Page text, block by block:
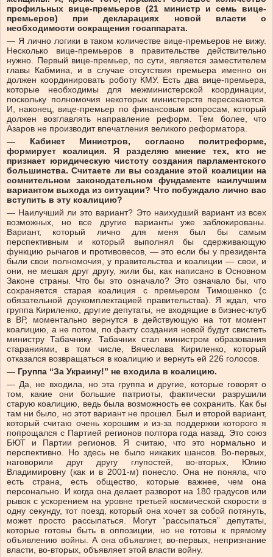
профильных вице-премьеров (21 министр и семь вице-
премьеров) при декларациях новой власти о
необходимости сокращения госаппарата.
— Я лично логики в таком количестве вице-премьеров не вижу.
Несколько вице-премьеров в правительстве действительно
нужно. Первый вице-премьер, по сути, является заместителем
главы Кабмина, и в случае отсутствия премьера именно он
должен координировать роботу КМУ. Есть два вице-премьера,
которые необходимы для межминистерской координации,
поскольку полномочия некоторых министерств пересекаются.
И, наконец, вице-премьер по финансовым вопросам, который
должен возглавлять направление реформ. Тем более, что
Азаров не производит впечатления великого реформатора.
— Кабинет Министров, согласно политреформе,
формирует коалиция. Я разделяю мнение тех, кто не
признает юридическую чистоту создания парламентского
большинства. Считаете ли вы создание этой коалиции на
сомнительном законодательном фундаменте наилучшим
вариантом выхода из ситуации? Что побуждало лично вас
вступить в эту коалицию?
— Наилучший ли это вариант? Это наихудший вариант из всех
возможных, но все другие варианты уже заблокированы.
Вариант, который лично для меня был бы самым
перспективным и который выполнял бы сдерживающую
функцию рычагов и противовесов, — это если бы у президента
были свои полномочия, у правительства и коалиции — свои, и
они, не мешая друг другу, жили бы, как написано в Основном
Законе страны. Что бы это означало? Это означало бы, что
сохраняется старая коалиция с премьером Тимошенко (с
обязательной доукомплектацией правительства). Я ждал, что
группа Кириленко, другие депутаты, не входящие в бизнес-клуб
в ВР, моментально вернутся в действующую на тот момент
коалицию, а не потом, по факту создания новой будут свистеть
министру Табачнику. Табачник стал министром образования
стараниями, в том числе, Вячеслава Кириленко, который
отказался возвращаться в коалицию и вернуть ей 226 голосов.
— Группа “За Украину!” не входила в коалицию.
— Да, не входила, но эта группа и другие, которые говорят о
том, какие они большие патриоты, фактически разрушили
старую коалицию, ведь была возможность ее сохранить. Как бы
там ни было, но этот вариант не прошел. Был и второй вариант,
который считаю очень хорошим и из-за поддержки которого я
попрощался с Партией регионов полтора года назад. Это союз
БЮТ и Партии регионов. Я считаю, что это нормально и
перспективно. Но здесь не было никаких шансов. Во-первых,
наговорили друг другу глупостей, во-вторых, Юлию
Владимировну (как и в 2001-м) понесло. Она не поняла, что
есть страна, есть общество, которые важнее, чем она
персонально. И когда она делает разворот на 180 градусов или
рывок с ускорением на уровне третьей космической скорости в
одну секунду, тот поезд, который она хочет за собой потянуть,
может просто рассыпаться. Могут “рассыпаться” депутаты,
которые готовы быть в оппозиции, но не готовы к прямому
объявлению войны. А она объявляет, во-первых, непризнание
власти, во-вторых, объявляет этой власти войну.